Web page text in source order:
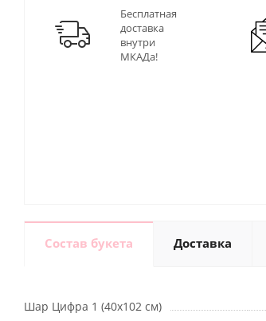
Бесплатная
доставка
внутри
МКАДа!
Состав букета Доставка
Шар Цифра 1 (40х102 см)